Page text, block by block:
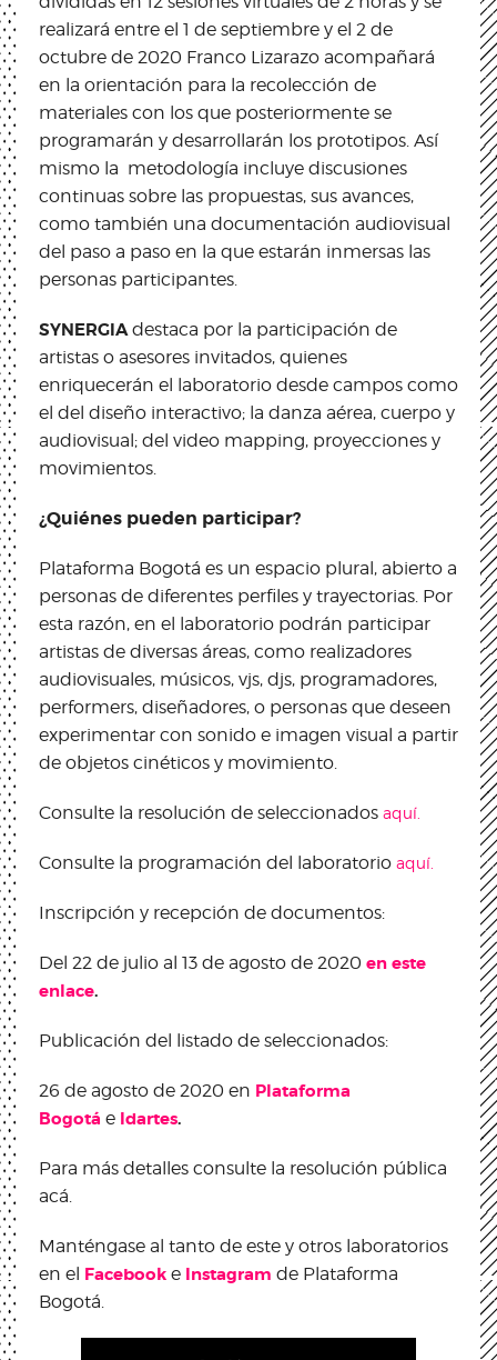
realizará entre el 1 de septiembre y el 2 de
octubre de 2020 Franco Lizarazo acompañará
en la orientación para la recolección de
materiales con los que posteriormente se
programarán y desarrollarán los prototipos. Así
mismo la metodología incluye discusiones
continuas sobre las propuestas, sus avances,
como también una documentación audiovisual
del paso a paso en la que estarán inmersas las
personas participantes.
SYNERGIA destaca por la participación de
artistas o asesores invitados, quienes
enriquecerán el laboratorio desde campos como
el del diseño interactivo; la danza aérea, cuerpo y
audiovisual; del video mapping, proyecciones y
movimientos.
¿Quiénes pueden participar?
Plataforma Bogotá es un espacio plural, abierto a
personas de diferentes perfiles y trayectorias. Por
esta razón, en el laboratorio podrán participar
artistas de diversas áreas, como realizadores
audiovisuales, músicos, vjs, djs, programadores,
performers, diseñadores, o personas que deseen
experimentar con sonido e imagen visual a partir
de objetos cinéticos y movimiento.
Consulte la resolución de seleccionados aquí.
Consulte la programación del laboratorio aquí.
Inscripción y recepción de documentos:
Del 22 de julio al 13 de agosto de 2020 en este
enlace.
Publicación del listado de seleccionados:
26 de agosto de 2020 en Plataforma
Bogotá e Idartes.
Para más detalles consulte la resolución pública
acá.
Manténgase al tanto de este y otros laboratorios
en el Facebook e Instagram de Plataforma
Bogotá.